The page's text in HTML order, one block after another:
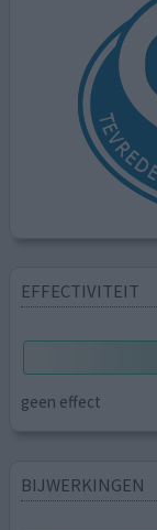
EFFECTIVITEIT
geen effect
BIJWERKINGEN